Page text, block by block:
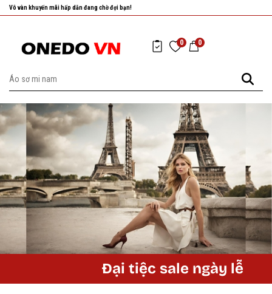
Vô vàn khuyến mãi hấp dẫn đang chờ đợi bạn!
0 0
Đại tiệc sale ngày lễ